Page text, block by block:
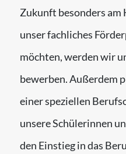
Zukunft besonders am
unser fachliches
möchten, werden wir
bewerben. Außerdem
einer speziellen
unsere Schülerinnen
den Einstieg in das